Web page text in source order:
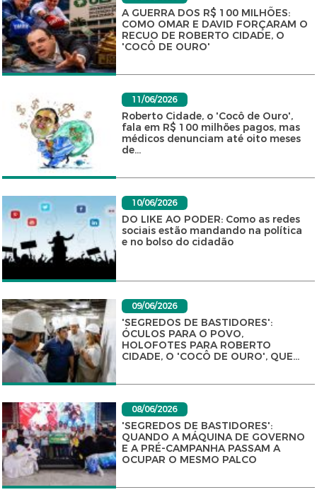
A GUERRA DOS R$ 100 MILHÕES:
COMO OMAR E DAVID FORÇARAM O
RECUO DE ROBERTO CIDADE, O
'COCÔ DE OURO'
11/06/2026
Roberto Cidade, o 'Cocô de Ouro',
fala em R$ 100 milhões pagos, mas
médicos denunciam até oito meses
de...
10/06/2026
DO LIKE AO PODER: Como as redes
sociais estão mandando na política
e no bolso do cidadão
09/06/2026
'SEGREDOS DE BASTIDORES':
ÓCULOS PARA O POVO,
HOLOFOTES PARA ROBERTO
CIDADE, O 'COCÔ DE OURO', QUE...
08/06/2026
'SEGREDOS DE BASTIDORES':
QUANDO A MÁQUINA DE GOVERNO
E A PRÉ-CAMPANHA PASSAM A
OCUPAR O MESMO PALCO